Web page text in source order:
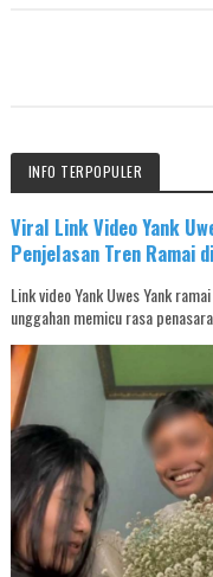
INFO TERPOPULER
Viral Link Video Yank
Penjelasan Tren Ramai
Link video Yank Uwes Yank
unggahan memicu rasa